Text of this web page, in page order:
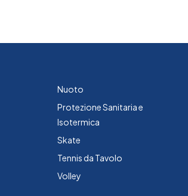
Nuoto
Protezione Sanitaria e
Isotermica
Skate
Tennis da Tavolo
Volley